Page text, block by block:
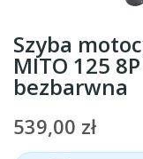
Szyba
MITO 125
bezbarwna
539,00 zł